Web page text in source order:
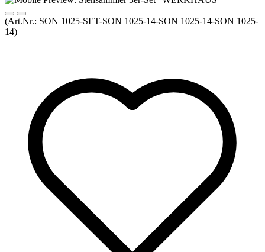
(Art.Nr.: SON 1025-SET-SON 1025-14-SON 1025-14-SON 1025-
14)